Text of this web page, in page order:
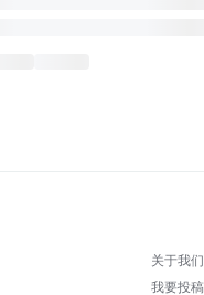
关于我们
我要投稿